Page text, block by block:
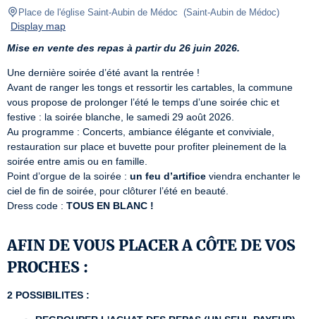
Place de l'église Saint-Aubin de Médoc (Saint-Aubin de Médoc)
Display map
Mise en vente des repas à partir du 26 juin 2026.
Une dernière soirée d’été avant la rentrée !
Avant de ranger les tongs et ressortir les cartables, la commune
vous propose de prolonger l’été le temps d’une soirée chic et
festive : la soirée blanche, le samedi 29 août 2026.
Au programme : Concerts, ambiance élégante et conviviale,
restauration sur place et buvette pour profiter pleinement de la
soirée entre amis ou en famille.
Point d’orgue de la soirée : un feu d’artifice viendra enchanter le
ciel de fin de soirée, pour clôturer l’été en beauté.
Dress code : TOUS EN BLANC !
AFIN DE VOUS PLACER A CÔTE DE VOS
PROCHES :
2 POSSIBILITES :